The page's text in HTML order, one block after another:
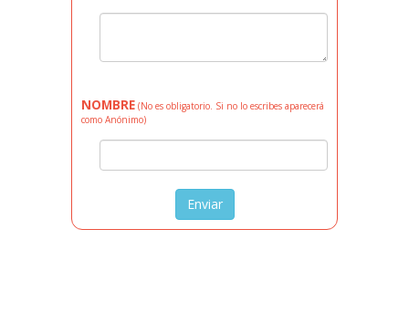
NOMBRE (No es obligatorio. Si no lo escribes aparecerá
como Anónimo)
Enviar